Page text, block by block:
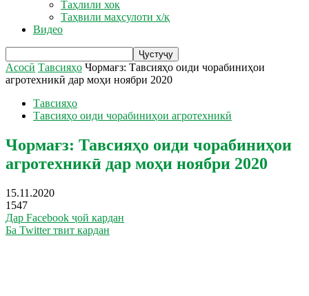
Таҳлили хок
Таҳвили маҳсулоти х/қ
Видео
Асосӣ Тавсияҳо Чормағз: Тавсияҳо оиди чорабиниҳои
агротехникӣ дар моҳи ноябри 2020
Тавсияҳо
Тавсияҳо оиди чорабиниҳои агротехникӣ
Чормағз: Тавсияҳо оиди чорабиниҳои
агротехникӣ дар моҳи ноябри 2020
15.11.2020
1547
Дар Facebook ҷой кардан
Ба Twitter твит кардан